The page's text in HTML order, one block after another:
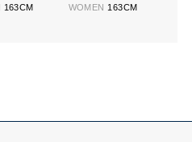
163CM WOMEN 163CM